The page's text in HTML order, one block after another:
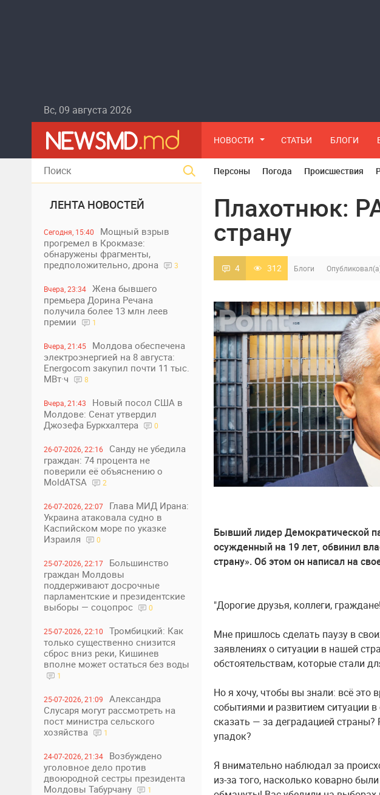
Вс, 09 августа 2026
НОВОСТИ СТАТЬИ БЛОГИ
ЛЕНТА НОВОСТЕЙ
Сегодня, 15:40
Мощный взрыв
прогремел в Крокмазе:
обнаружены фрагменты,
предположительно, дрона
3
Вчера, 23:34
Жена бывшего
премьера Дорина Речана
получила более 13 млн леев
премии
1
Вчера, 21:45
Молдова обеспечена
электроэнергией на 8 августа:
Energocom закупил почти 11 тыс.
МВт·ч
8
Вчера, 21:43
Новый посол США в
Молдове: Сенат утвердил
Джозефа Буркхалтера
0
26-07-2026, 22:16
Санду не убедила
граждан: 74 процента не
поверили её объяснению о
MoldATSA
2
26-07-2026, 22:07
Глава МИД Ирана:
Украина атаковала судно в
Каспийском море по указке
Израиля
0
25-07-2026, 22:17
Большинство
граждан Молдовы
поддерживают досрочные
парламентские и президентские
выборы — соцопрос
0
25-07-2026, 22:10
Тромбицкий: Как
только существенно снизится
сброс вниз реки, Кишинев
вполне может остаться без воды
1
25-07-2026, 21:09
Александра
Слусаря могут рассмотреть на
пост министра сельского
хозяйства
1
24-07-2026, 21:34
Возбуждено
уголовное дело против
двоюродной сестры президента
Молдовы Табурчану
1
Персоны Погода Происшествия
Плахотнюк:
страну
4 312 Блоги
Бывший лидер Демократической
осужденный на 19 лет, обвинил
страну». Об этом он написал на
"Дорогие друзья, коллеги, граждане!
Мне пришлось сделать паузу в
заявлениях о ситуации в нашей
обстоятельствам, которые стали
Но я хочу, чтобы вы знали: всё это
событиями и развитием ситуации
сказать — за деградацией страны?
упадок?
Я внимательно наблюдал за
из-за того, насколько коварно